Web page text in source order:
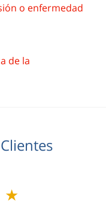
o enfermedad
de la